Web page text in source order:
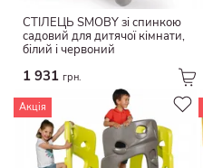
СТІЛЕЦЬ SMOBY зі спинкою
садовий для дитячої кімнати,
білий і червоний
1 931 грн.
Акція